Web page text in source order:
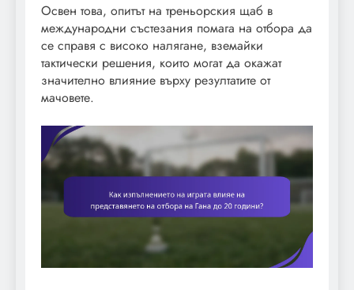
Освен това, опитът на треньорския щаб в
международни състезания помага на отбора да
се справя с високо налягане, вземайки
тактически решения, които могат да окажат
значително влияние върху резултатите от
мачовете.